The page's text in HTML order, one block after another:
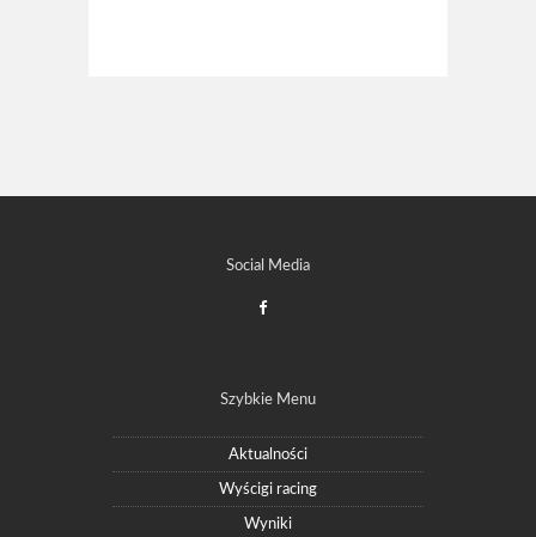
Social Media
Szybkie Menu
Aktualności
Wyścigi racing
Wyniki